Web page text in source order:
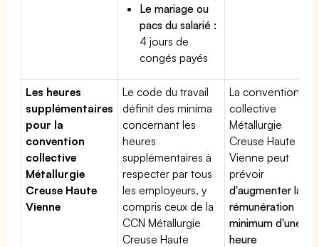
Le mariage ou
pacs du salarié :
4 jours de
congés payés
Les heures
supplémentaires
pour la
convention
collective
Métallurgie
Creuse Haute
Vienne
Le code du travail
définit des minima
concernant les
heures
supplémentaires à
respecter par tous
les employeurs, y
compris ceux de la
CCN Métallurgie
Creuse Haute
La convention
collective
Métallurgie
Creuse Haute
Vienne peut
prévoir
d'augmenter la
rémunération
minimum d'une
heure